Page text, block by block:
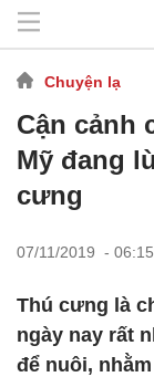
Chuyện lạ
Cận cảnh
Mỹ đang
cưng
07/11/2019 - 06:15
Thú cưng là
ngày nay rất
để nuôi,